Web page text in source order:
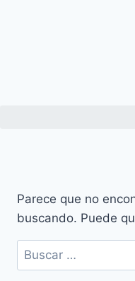
Parece que no
buscando. Puede